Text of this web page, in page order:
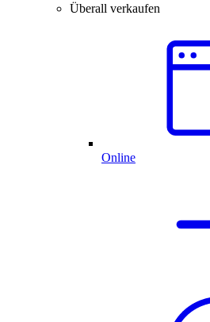
Überall verkaufen
Online